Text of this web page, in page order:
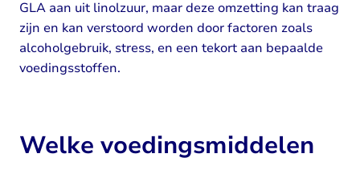
GLA aan uit linolzuur, maar deze omzetting kan traag
zijn en kan verstoord worden door factoren zoals
alcoholgebruik, stress, en een tekort aan bepaalde
voedingsstoffen.
Welke voedingsmiddelen